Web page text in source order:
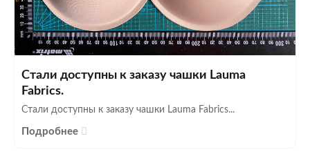
Стали доступны к заказу чашки Lauma
Fabrics.
Стали доступны к заказу чашки Lauma Fabrics...
Подробнее